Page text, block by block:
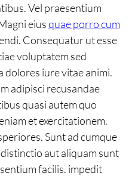
Vel praesentium
eiusquae porro cum
Consequatur ut esse
voluptatem sed
dolores iure vitae animi.
adipisci recusandae
quasi autem quo
et exercitationem.
Sunt ad cumque
aut aliquam sunt
facilis. impedit